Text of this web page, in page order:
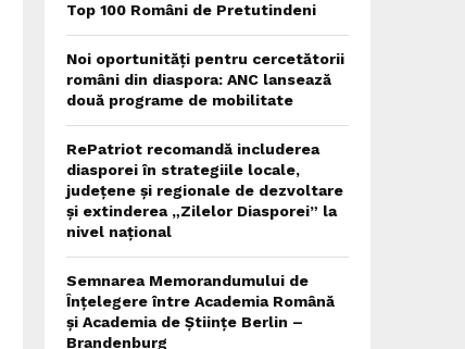
Top 100 Români de Pretutindeni
Noi oportunități pentru cercetătorii
români din diaspora: ANC lansează
două programe de mobilitate
RePatriot recomandă includerea
diasporei în strategiile locale,
județene și regionale de dezvoltare
și extinderea „Zilelor Diasporei” la
nivel național
Semnarea Memorandumului de
Înțelegere între Academia Română
și Academia de Științe Berlin –
Brandenburg